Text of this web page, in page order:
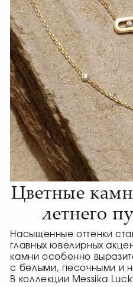
Цветные
летнего
Насыщенные оттенки
главных ювелирных
камни особенно
с белыми, песочными и
В коллекции Messika